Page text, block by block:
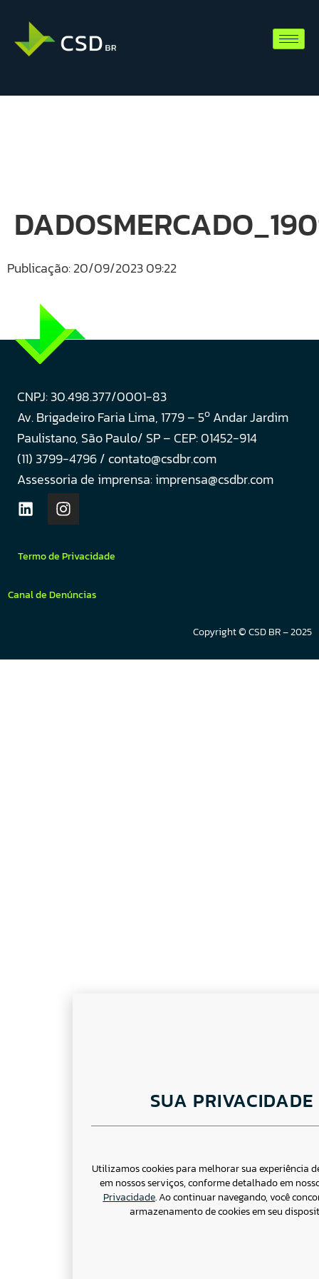
Publicação: 20/09/2023 09:22
CNPJ: 30.498.377/0001-83
Av. Brigadeiro Faria Lima, 1779 – 5o Andar Jardim
Paulistano, São Paulo/ SP – CEP: 01452-914
(11) 3799-4796 / contato@csdbr.com
Assessoria de imprensa: imprensa@csdbr.com
Termo de Privacidade
Canal de Denúncias
Copyright © CSD BR – 2025
SUA PRIVACIDADE
Utilizamos cookies para melhorar sua experiência
em nossos serviços, conforme detalhado em
Privacidade. Ao continuar navegando, você
armazenamento de cookies em seu